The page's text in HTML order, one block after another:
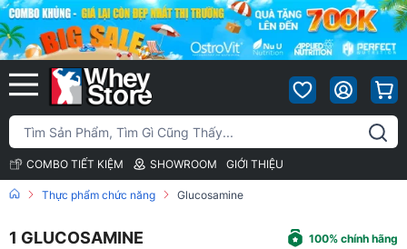
COMBO TIẾT KIỆM SHOWROOM GIỚI THIỆU
Thực phẩm chức năng Glucosamine
1 GLUCOSAMINE 100% chính hãng